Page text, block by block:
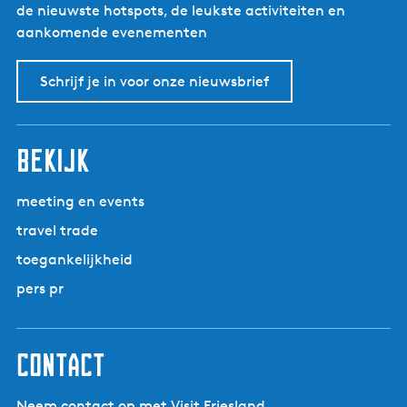
de nieuwste hotspots, de leukste activiteiten en
aankomende evenementen
Schrijf je in voor onze nieuwsbrief
bekijk
meeting en events
travel trade
toegankelijkheid
pers pr
contact